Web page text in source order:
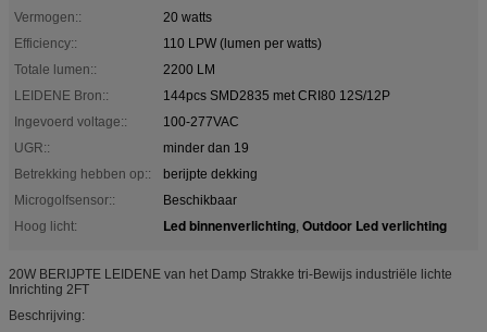
Vermogen::
20 watts
Efficiency::
110 LPW (lumen per watts)
Totale lumen::
2200 LM
LEIDENE Bron::
144pcs SMD2835 met CRI80 12S/12P
Ingevoerd voltage::
100-277VAC
UGR::
minder dan 19
Betrekking hebben op::
berijpte dekking
Microgolfsensor::
Beschikbaar
Hoog licht:
Led binnenverlichting, Outdoor Led verlichting
20W BERIJPTE LEIDENE van het Damp Strakke tri-Bewijs industriële lichte
Inrichting 2FT
Beschrijving: